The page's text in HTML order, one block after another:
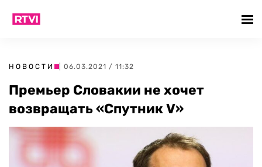
НОВОСТИ | 06.03.2021 / 11:32
Премьер Словакии не хочет
возвращать «Спутник V»